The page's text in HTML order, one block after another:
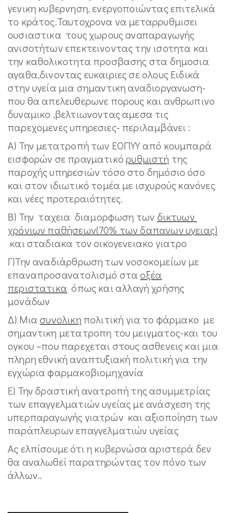
γενικη κυβερνηση, ενεργοποιώντας επιτελικά
το κράτος.Ταυτοχρονα να μεταρρυθμισει
ουσιαστικα τους χωρους aνaπαραγωγής
ανισοτήτων επεκτεινοντας την ισοτητα και
την καθολικοτητα προσβασης στα δημοσια
αγαθα,δινοντας ευκαιριες σε ολους Ειδικά
στην υγεία μια σημαντικη αναδιοργανωση-
που θα απελευθερωνε πορους και ανθρωπινο
δυναμικο ,βελτιωνοντας αμεσα τις
παρεχομενες υπηρεσιες- περιλαμβάνει :
Α) Την μετατροπή των ΕΟΠΥΥ από κουμπαρά
εισφορών σε πραγματικόρυθμιστή της
παροχής υπηρεσιών τόσο στο δημόσιο όσο
και στον ιδιωτικό τομέα με ισχυρούς κανόνες
και νέες προτεραιότητες.
Β) Την ταχεια διαμορφωση των δικτυων
χρόνιων παθήσεων(70% των δαπανων υγειας)
και σταδιακα τον οικογενειακο γιατρο
Γ)Την αναδιάρθρωση των νοσοκομείων με
επαναπροσανατολισμό σταοξέα
περιστατικα όπως και αλλαγή χρήσης
μονάδων
Δ) Μιασυνολικη πολιτική για το φάρμακο με
σημαντικη μετατροπη του μειγματος-και του
ογκου –που παρεχεται στους ασθενεις και μια
πληρη εθνική αναπτυξιακή πολιτική για την
εγχώρια φαρμακοβιομηχανία
Ε) Την δραστική ανατροπή της ασυμμετρίας
των επαγγελματιών υγείας με ανάσχεση της
υπερπαραγωγής γιατρών και αξιοποίηση των
παράπλευρων επαγγελματιών υγείας
Ας ελπίσουμε ότι η κυβερνώσα αριστερά δεν
θα αναλωθεί παρατηρώντας τον πόνο των
άλλων..